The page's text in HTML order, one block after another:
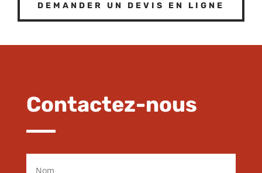
DEMANDER UN DEVIS EN LIGNE
Contactez-nous